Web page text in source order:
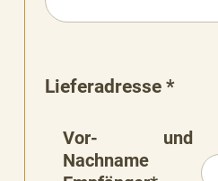
Lieferadresse *
Vor- und
Nachname